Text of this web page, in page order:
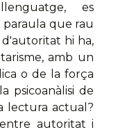
es
que rau
d'autoritat hi ha,
amb un
o de la força
psicoanàlisi de
lectura actual?
autoritat i